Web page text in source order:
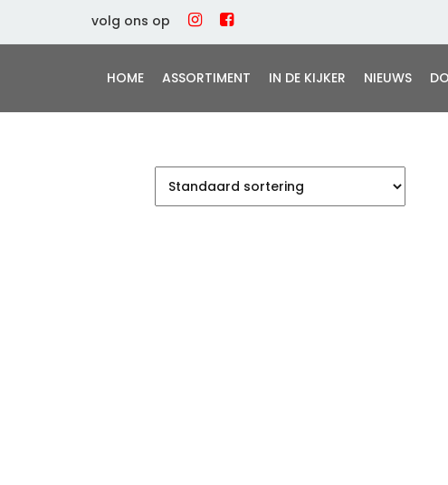
volg ons op
HOME ASSORTIMENT IN DE KIJKER NIEUWS